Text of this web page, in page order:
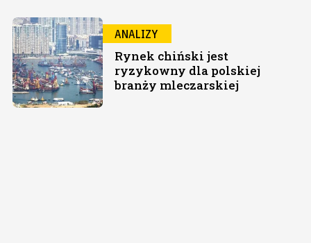
ANALIZY
Rynek chiński jest
ryzykowny dla polskiej
branży mleczarskiej